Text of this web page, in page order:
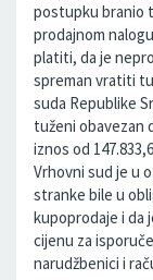
postupku branio
prodajnom
platiti, da je
spreman vratiti
suda Republike
tuženi obavezan
iznos od
Vrhovni sud je u
stranke bile u
kupoprodaje i da
cijenu za
narudžbenici i